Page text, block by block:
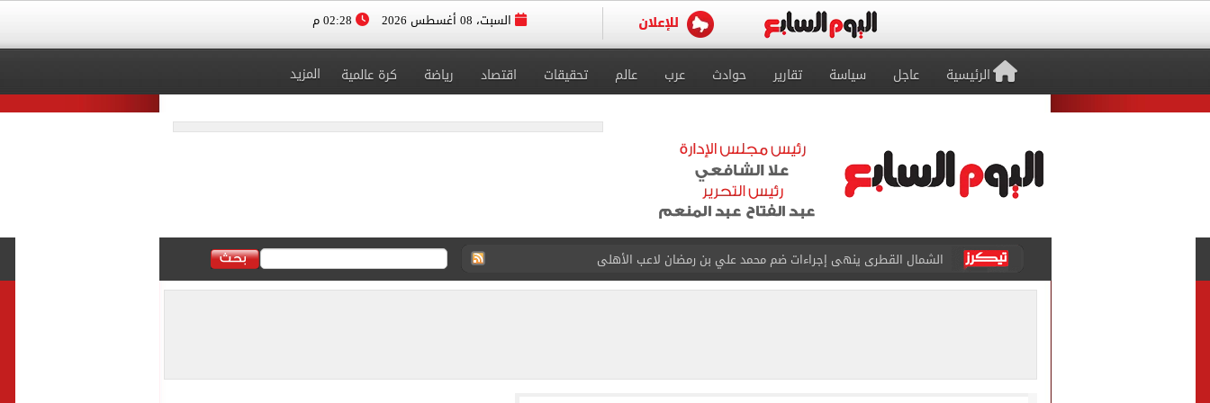
السبت، 08 أغسطس 2026
الرئيسية عاجل سياسة تقارير حوادث عرب عالم تحقيقات اقتصاد رياضة كرة عالمية المزيد
تقارير: انتقال محمد صلاح لـ طرابزون سبور غيّر منظور العالم للدورى التركى
كشف أثرى جديد بالدقهلية يوثق آلاف السنين من الاستيطان البشري
تنسيق المرحلة الثانية.. توقعات الكليات والمعاهد الموجود بها أماكن شاغرة